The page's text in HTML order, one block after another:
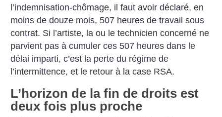
l’indemnisation-chômage, il faut avoir déclaré, en
moins de douze mois, 507 heures de travail sous
contrat. Si l’artiste, la ou le technicien concerné ne
parvient pas à cumuler ces 507 heures dans le
délai imparti, c’est la perte du régime de
l’intermittence, et le retour à la case RSA.
L’horizon de la fin de droits est
deux fois plus proche